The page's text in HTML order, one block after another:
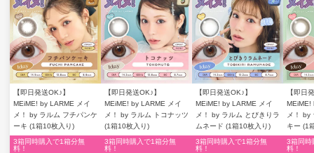
【即日発送OK♪】
MEiME! by LARME メイ
メ！ by ラルム フチパンケ
ーキ (1箱10枚入り)
3箱同時購入で1箱分無
料！
【即日発送OK♪】
MEiME! by LARME メイ
メ！ by ラルム トコナッツ
(1箱10枚入り)
3箱同時購入で1箱分無
料！
【即日発送OK♪】
MEiME! by LARME メイ
メ！ by ラルム とびきりラ
ムネード (1箱10枚入り)
3箱同時購入で1箱分無
料！
【即日
MEiME!
メ！ by
キー (1
3箱同時
料！